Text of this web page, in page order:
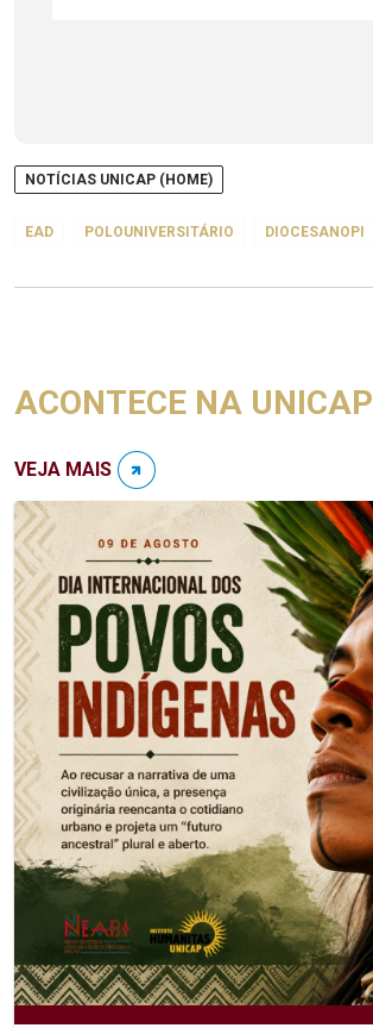
NOTÍCIAS UNICAP (HOME)
EAD POLOUNIVERSITÁRIO DIOCESANOPI
ACONTECE NA UNICAP
VEJA MAIS